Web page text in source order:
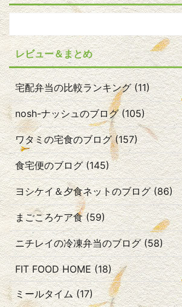
レビュー＆まとめ
宅配弁当の比較ランキング (11)
nosh-ナッシュのブログ (105)
ワタミの宅食のブログ (157)
食宅便のブログ (145)
ヨシケイ＆夕食ネットのブログ (86)
まごころケア食 (59)
ニチレイの冷凍弁当のブログ (58)
FIT FOOD HOME (18)
ミールタイム (17)